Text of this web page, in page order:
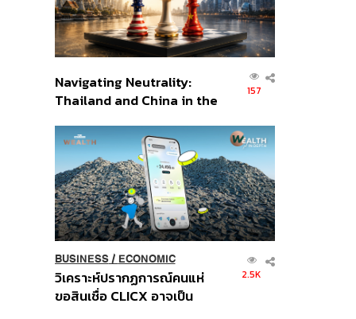
Navigating Neutrality:
Thailand and China in the
Order
157
BUSINESS/ ECONOMIC
วิเคราะห์ปรากฏการณ์คนแห่
ขอสินเชื่อ CLICX อาจเป็น
2.5K